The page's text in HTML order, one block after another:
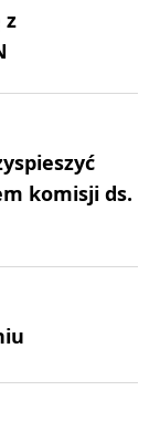
z
komisji ds.